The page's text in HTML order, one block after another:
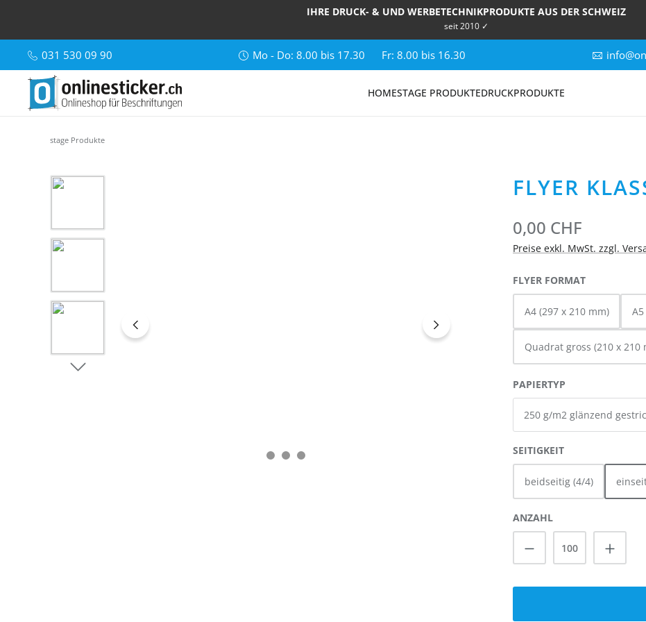
IHRE DRUCK- & UND WERBETECHNIKPRODUKTE AUS DER SCHWEIZ
seit 2010 ✓
031 530 09 90 Mo - Do: 8.00 bis 17.30 Fr: 8.00 bis 16.30
HOMESTAGE PRODUKTEDRUCKPRODUKTE
stage Produkte
Bildergalerie überspringen FLYER
0,00 CHF
Preise exkl. MwSt. zzgl.
FLYER FORMATAUSWÄHLEN
A4 (297 x 210 mm)
Quadrat gross (210 x 210
PAPIERTYP
SEITIGKEITAUSWÄHLEN
beidseitig (4/4)
ANZAHL
Produkt